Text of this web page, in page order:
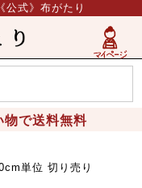
公式》布がたり
で送料無料
単位 切り売り